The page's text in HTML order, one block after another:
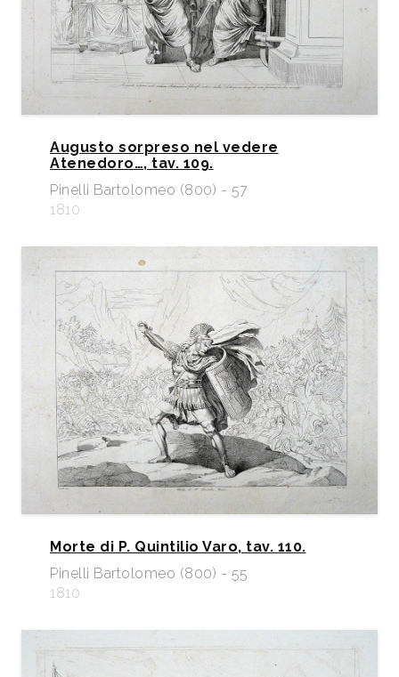
Augusto sorpreso nel vedere
Atenedoro…, tav. 109.
Pinelli Bartolomeo (800) - 57
1810
Morte di P. Quintilio Varo, tav. 110.
Pinelli Bartolomeo (800) - 55
1810